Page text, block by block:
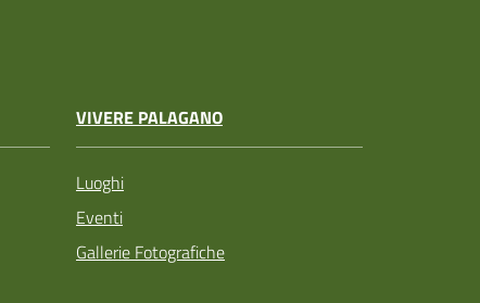
VIVERE PALAGANO
Luoghi
Eventi
Gallerie Fotografiche